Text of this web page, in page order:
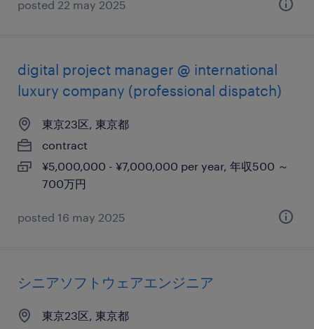
posted 22 may 2025
digital project manager @ international
luxury company (professional dispatch)
東京23区, 東京都
contract
¥5,000,000 - ¥7,000,000 per year, 年収500 ～
700万円
posted 16 may 2025
シニアソフトウェアエンジニア
東京23区, 東京都